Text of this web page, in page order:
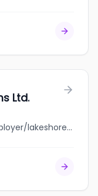
Ltd.
jobbank.gc.ca/browsejobs/employer/lakeshore+tree+farms+ltd./ca